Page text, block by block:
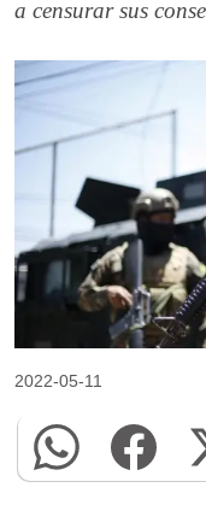
a censurar sus
2022-05-11